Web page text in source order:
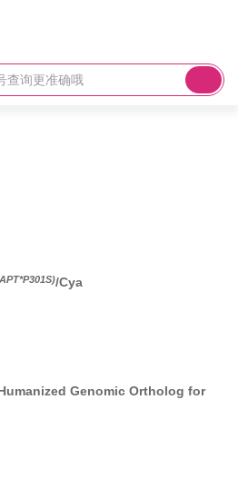
/Cya
Genomic Ortholog for